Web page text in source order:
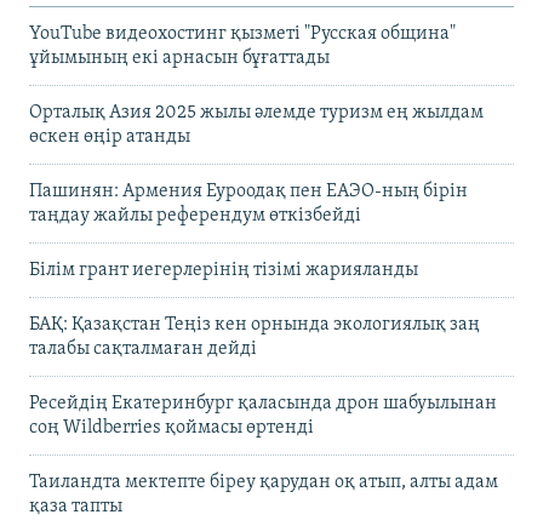
YouTube видеохостинг қызметі "Русская община"
ұйымының екі арнасын бұғаттады
Орталық Азия 2025 жылы әлемде туризм ең жылдам
өскен өңір атанды
Пашинян: Армения Еуроодақ пен ЕАЭО-ның бірін
таңдау жайлы референдум өткізбейді
Білім грант иегерлерінің тізімі жарияланды
БАҚ: Қазақстан Теңіз кен орнында экологиялық заң
талабы сақталмаған дейді
Ресейдің Екатеринбург қаласында дрон шабуылынан
соң Wildberries қоймасы өртенді
Таиландта мектепте біреу қарудан оқ атып, алты адам
қаза тапты